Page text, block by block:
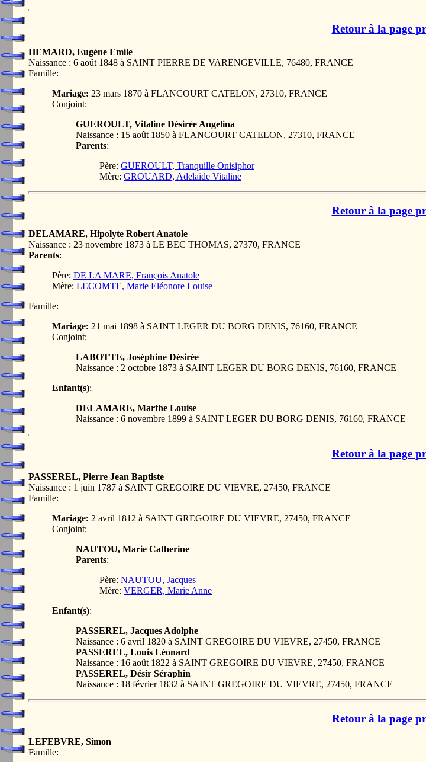
Retour à la page
HEMARD, Eugène Emile
Naissance : 6 août 1848 à SAINT PIERRE DE VARENGEVILLE, 76480, FRANCE
Famille:
Mariage: 23 mars 1870 à FLANCOURT CATELON, 27310, FRANCE
Conjoint:
GUEROULT, Vitaline Désirée Angelina
Naissance : 15 août 1850 à FLANCOURT CATELON, 27310, FRANCE
Parents:
Père: GUEROULT, Tranquille Onisiphor
Mère: GROUARD, Adelaide Vitaline
Retour à la page
DELAMARE, Hipolyte Robert Anatole
Naissance : 23 novembre 1873 à LE BEC THOMAS, 27370, FRANCE
Parents:
Père: DE LA MARE, François Anatole
Mère: LECOMTE, Marie Eléonore Louise
Famille:
Mariage: 21 mai 1898 à SAINT LEGER DU BORG DENIS, 76160, FRANCE
Conjoint:
LABOTTE, Joséphine Désirée
Naissance : 2 octobre 1873 à SAINT LEGER DU BORG DENIS, 76160, FRANCE
Enfant(s):
DELAMARE, Marthe Louise
Naissance : 6 novembre 1899 à SAINT LEGER DU BORG DENIS, 76160, FRANCE
Retour à la page
PASSEREL, Pierre Jean Baptiste
Naissance : 1 juin 1787 à SAINT GREGOIRE DU VIEVRE, 27450, FRANCE
Famille:
Mariage: 2 avril 1812 à SAINT GREGOIRE DU VIEVRE, 27450, FRANCE
Conjoint:
NAUTOU, Marie Catherine
Parents:
Père: NAUTOU, Jacques
Mère: VERGER, Marie Anne
Enfant(s):
PASSEREL, Jacques Adolphe
Naissance : 6 avril 1820 à SAINT GREGOIRE DU VIEVRE, 27450, FRANCE
PASSEREL, Louis Léonard
Naissance : 16 août 1822 à SAINT GREGOIRE DU VIEVRE, 27450, FRANCE
PASSEREL, Désir Séraphin
Naissance : 18 février 1832 à SAINT GREGOIRE DU VIEVRE, 27450, FRANCE
Retour à la page
LEFEBVRE, Simon
Famille: